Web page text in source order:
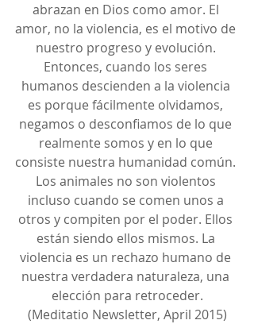
abrazan en Dios como amor. El
amor, no la violencia, es el motivo de
nuestro progreso y evolución.
Entonces, cuando los seres
humanos descienden a la violencia
es porque fácilmente olvidamos,
negamos o desconfiamos de lo que
realmente somos y en lo que
consiste nuestra humanidad común.
Los animales no son violentos
incluso cuando se comen unos a
otros y compiten por el poder. Ellos
están siendo ellos mismos. La
violencia es un rechazo humano de
nuestra verdadera naturaleza, una
elección para retroceder.
(Meditatio Newsletter, April 2015)